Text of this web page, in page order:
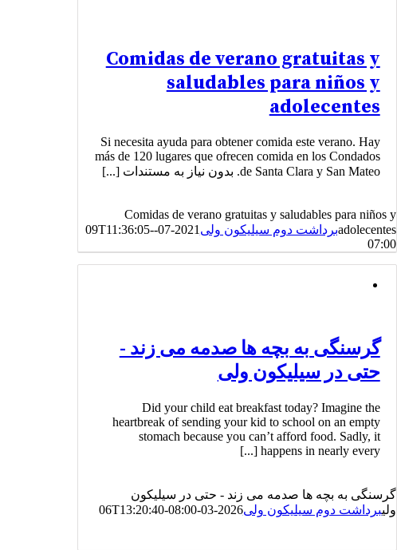
Comidas de verano gratuitas y
saludables para niños y
adolecentes
Si necesita ayuda para obtener comida este verano. Hay
más de 120 lugares que ofrecen comida en los Condados
de Santa Clara y San Mateo. بدون نیاز به مستندات [...]
Comidas de verano gratuitas y saludables para niños y
adolecentesبرداشت دوم سیلیکون ولی
2021-07-09T11:36:05-
07:00
گرسنگی به بچه ها صدمه می زند -
حتی در سیلیکون ولی
Did your child eat breakfast today? Imagine the
heartbreak of sending your kid to school on an empty
stomach because you can’t afford food. Sadly, it
happens in nearly every [...]
گرسنگی به بچه ها صدمه می زند - حتی در سیلیکون
ولیبرداشت دوم سیلیکون ولی2026-03-06T13:20:40-08:00